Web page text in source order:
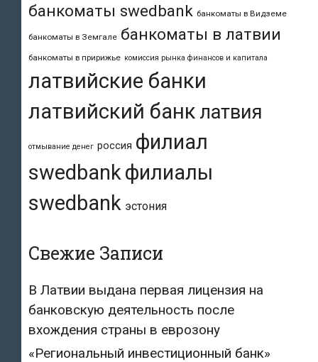
банкоматы swedbank банкоматы в Видземе
банкоматы в Земгале банкоматы в латвии
банкоматы в пририжье комиссия рынка финансов и капитала
латвийские банки
латвийский банк латвия
отмывание денег россия филиал
swedbankфилиалы
swedbank эстония
Свежие Записи
В Латвии выдана первая лицензия на
банковскую деятельность после
вхождения страны в еврозону
«Региональный инвестиционный банк»